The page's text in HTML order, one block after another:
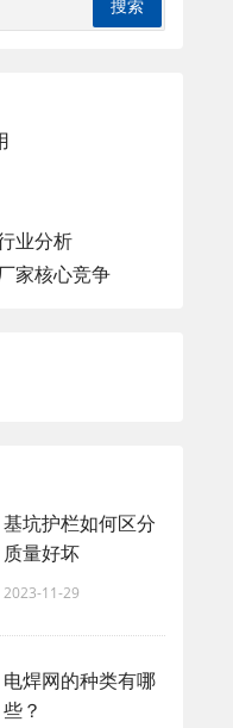
业分析
家核心竞争
基坑护栏如何区分
质量好坏
2023-11-29
电焊网的种类有哪
些？